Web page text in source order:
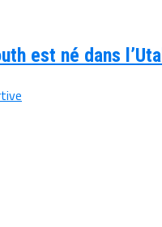
est né dans